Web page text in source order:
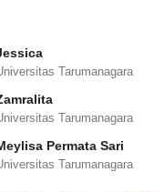
Tarumanagara
Tarumanagara
Permata Sari
Tarumanagara